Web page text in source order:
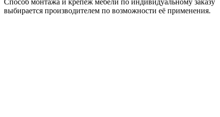
выбирается производителем по возможности её применения.